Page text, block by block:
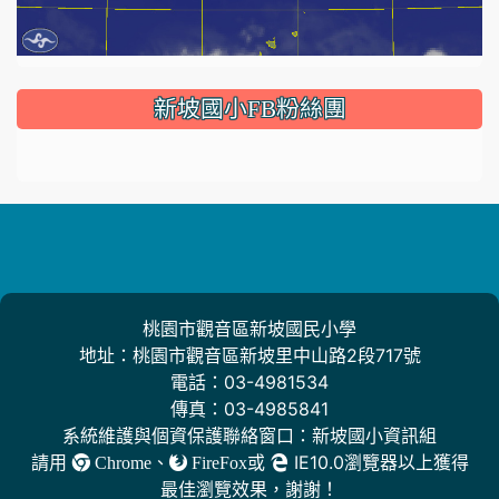
::: 新坡國小FB粉絲團
桃園市觀音區新坡國民小學
地址：桃園市觀音區新坡里中山路2段717號
電話：03-4981534
傳真：03-4985841
系統維護與個資保護聯絡窗口：新坡國小資訊組
請用
Chrome、 FireFox或
IE10.0瀏覽器以上獲得
最佳瀏覽效果，謝謝！